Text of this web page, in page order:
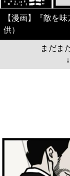
【漫画】『敵を
供）
まだま